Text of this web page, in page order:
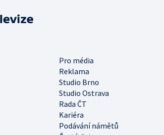
Pro média
Reklama
Studio Brno
Studio Ostrava
Rada ČT
Kariéra
Podávání námětů